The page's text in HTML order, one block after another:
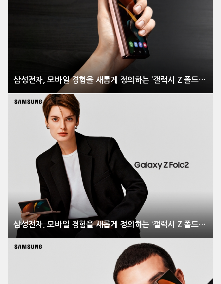
삼성전자, 모바일 경험을 새롭게 정의하는 ‘갤럭시 Z 폴드2’ 전격 공개
삼성전자, 모바일 경험을 새롭게 정의하는 ‘갤럭시 Z 폴드2’ 전격 공개